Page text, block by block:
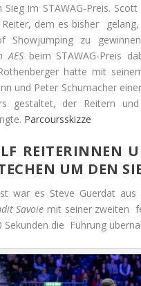
Sieg im STAWAG-Preis.
Reiter, dem es bisher
Showjumping zu
AES beim STAWAG-Preis
hatte mit
und Peter Schumacher
gestaltet, der Reitern
Parcoursskizze
REITERINNEN
UM DEN
war es Steve Guerdat aus
Savoie mit seiner zweiten
Sekunden die Führung